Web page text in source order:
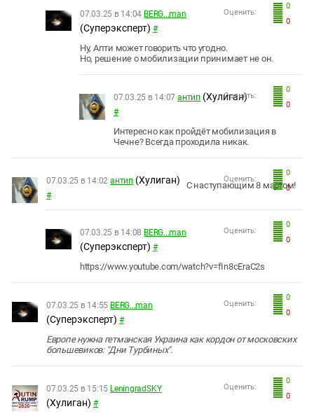
0
0
Оценить:
07.03.25 в 14:04 BERG...man
(Суперэксперт) #
Ну, Апти может говорить что угодно.
Но, решение о мобилизации принимает не он.
0
0
Оценить:
07.03.25 в 14:07 антип (Хулиган)
#
Интересно как пройдёт мобилизация в
Чечне? Всегда проходила никак.
0
0
Оценить:
07.03.25 в 14:02 антип (Хулиган)
#
С наступающим 8 мартом!
0
0
Оценить:
07.03.25 в 14:08 BERG...man
(Суперэксперт) #
https://www.youtube.com/watch?v=fIn8cEraC2s
0
0
Оценить:
07.03.25 в 14:55 BERG...man
(Суперэксперт) #
Европе нужна гетманская Украина как кордон от московских
большевиков: "Дни Турбиных".
0
0
Оценить:
07.03.25 в 15:15 LeningradSKY
(Хулиган) #